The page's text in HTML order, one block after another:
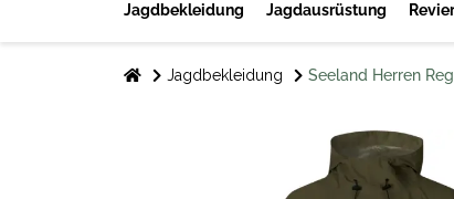
Jagdbekleidung Jagdausrüstung
Jagdbekleidung Seeland Herren